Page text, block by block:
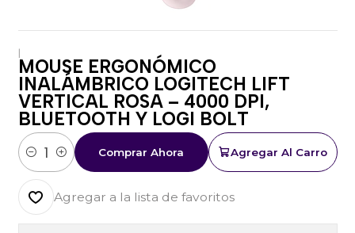
|
MOUSE ERGONÓMICO
INALÁMBRICO LOGITECH LIFT
VERTICAL ROSA – 4000 DPI,
BLUETOOTH Y LOGI BOLT
Cantidad
Agregar Al Carro
Comprar Ahora
Agregar a la lista de favoritos